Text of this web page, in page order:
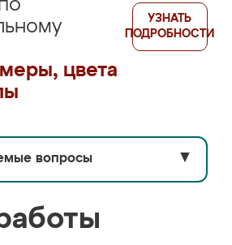
цвета
УЗНАТЬ
ПОДРОБНОСТИ
вопросы ▼